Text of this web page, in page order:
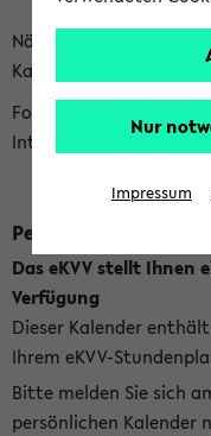
Näheres zu Vorteilen
Kalenderintegration
Folgende Kalender
Integration an:
Persönlicher Kalender
Das eKVV stellt Ihnen
Verfügung
Dieser Kalender
Ihrem eKVV-
Bitte melden Sie sich
persönlichen Kalender
Nur
Impressum